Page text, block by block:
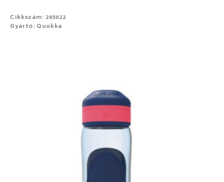
Cikkszám: 265022
Gyártó: Quokka